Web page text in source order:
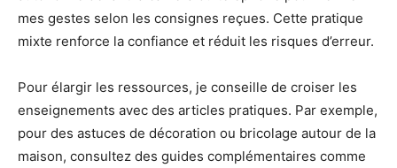
mes gestes selon les consignes reçues. Cette pratique
mixte renforce la confiance et réduit les risques d’erreur.
Pour élargir les ressources, je conseille de croiser les
enseignements avec des articles pratiques. Par exemple,
pour des astuces de décoration ou bricolage autour de la
maison, consultez des guides complémentaires comme